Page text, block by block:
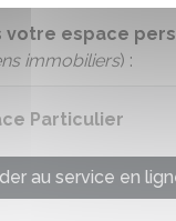
votre espace
immobiliers) :
Particulier
au service en